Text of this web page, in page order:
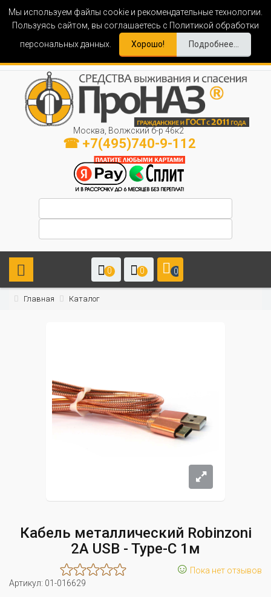
Мы используем файлы cookie и рекомендательные технологии.
Пользуясь сайтом, вы соглашаетесь с Политикой обработки
персональных данных.
Хорошо! Подробнее...
Москва, Волжский б-р 46к2
☎ +7(495)740-9-112
0 0 0
Главная Каталог
Кабель металлический Robinzoni
2А USB - Type-C 1м
☺ Пока нет отзывов
Артикул: 01-016629